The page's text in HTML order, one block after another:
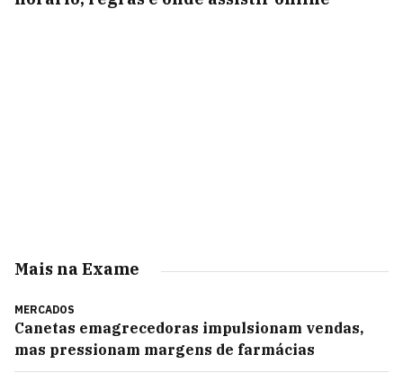
Mais na Exame
MERCADOS
Canetas emagrecedoras impulsionam vendas,
mas pressionam margens de farmácias